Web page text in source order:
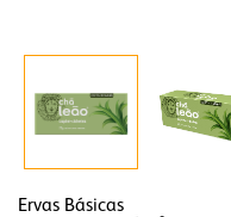
Ervas Básicas